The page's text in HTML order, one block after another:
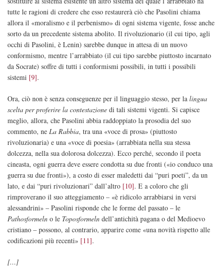
tutte le ragioni di credere che esso restaurerà ciò che Pasolini chiama
allora il «moralismo e il perbenismo» di ogni sistema vigente, fosse anche
sorto da un precedente sistema abolito. Il rivoluzionario (il cui tipo, agli
occhi di Pasolini, è Lenin) sarebbe dunque in attesa di un nuovo
conformismo, mentre l’arrabbiato (il cui tipo sarebbe piuttosto incarnato
da Socrate) soffre di tutti i conformismi possibili, in tutti i possibili
sistemi [9].
Ora, ciò non è senza conseguenze per il linguaggio stesso, per la lingua
scelta per proferire la contestazione di tali sistemi vigenti. Si capisce
meglio, allora, che Pasolini abbia raddoppiato la prosodia del suo
commento, ne La Rabbia, tra una «voce di prosa» (piuttosto
rivoluzionaria) e una «voce di poesia» (arrabbiata nella sua stessa
dolcezza, nella sua dolorosa dolcezza). Ecco perché, secondo il poeta
cineasta, ogni guerra deve essere condotta su due fronti («io conduco una
guerra su due fronti»), a costo di esser maledetti dai “puri poeti”, da un
lato, e dai “puri rivoluzionari” dall’altro [10]. E a coloro che gli
rimproverano il suo atteggiamento – «è ridicolo arrabbiarsi in versi
alessandrini» – Pasolini risponde che le forme del passato – le
Pathosformeln o le Toposformeln dell’antichità pagana o del Medioevo
cristiano – possono, al contrario, apparire come «una novità rispetto alle
codificazioni più recenti» [11].
[…]